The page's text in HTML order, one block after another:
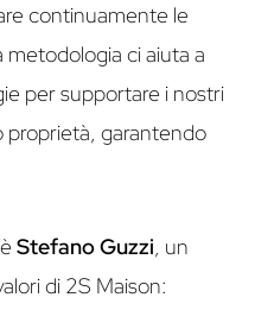
continuamente le
ci aiuta a
per supportare i nostri
proprietà, garantendo
Stefano Guzzi, un
di 2S Maison: